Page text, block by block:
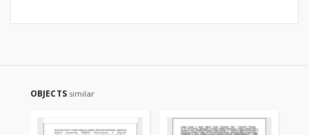
OBJECTS similar